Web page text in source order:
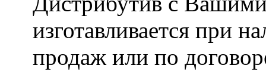
изготавливается при
продаж или по